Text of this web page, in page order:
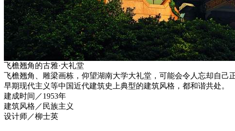
飞檐翘角的古雅·大礼堂
飞檐翘角、雕梁画栋，仰望湖南大学大礼堂，可能会令人忘却自己
早期现代主义等中国近代建筑史上典型的建筑风格，都和谐共处。
建成时间／1953年
建筑风格／民族主义
设计师／柳士英